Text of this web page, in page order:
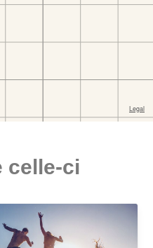
celle-ci